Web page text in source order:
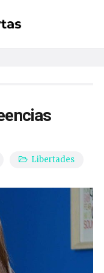
Libertades